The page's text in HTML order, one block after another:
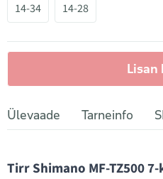
14-34 14-28
Lisan
Ülevaade Tarneinfo
Tirr Shimano MF-TZ500